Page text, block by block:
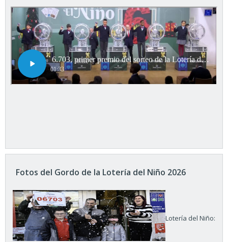
Fotos del Gordo de la Lotería del Niño 2026
Lotería del Niño: